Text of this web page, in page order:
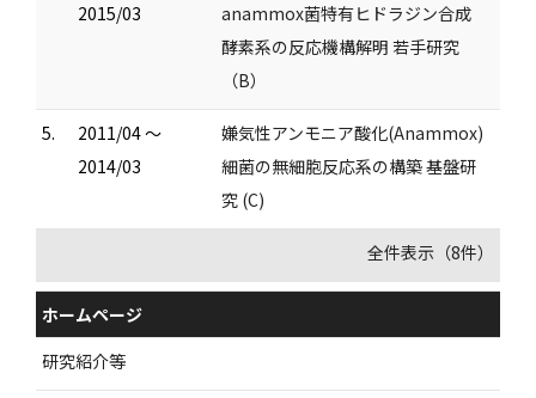
2015/03
anammox菌特有ヒドラジン合成
酵素系の反応機構解明 若手研究
（B）
5.
2011/04 ～
2014/03
嫌気性アンモニア酸化(Anammox)
細菌の無細胞反応系の構築 基盤研
究 (C)
全件表示（8件）
ホームページ
研究紹介等